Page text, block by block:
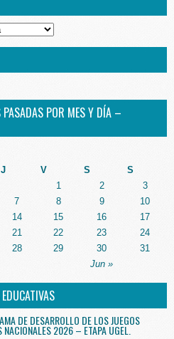
PASADAS POR MES Y DÍA –
J V S S
Jun »
1 2
3
7 8 9
10
14 15 16
17
21 22 23
24
28 29 30 31
DE DESARROLLO DE LOS JUEGOS
NACIONALES 2026 – ETAPA UGEL.